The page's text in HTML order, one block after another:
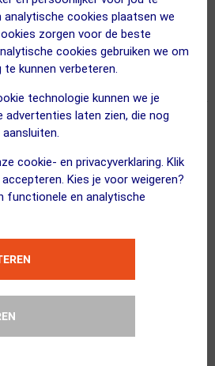
analytische cookies plaatsen we
zorgen voor de beste
cookies gebruiken we om
kunnen verbeteren.
technologie kunnen we je
advertenties laten zien, die nog
cookie- en privacyverklaring. Klik
Kies je voor weigeren?
functionele en analytische
morgen in huis
Sport Zonnebril Metallic ...
Vision Spray 50ml